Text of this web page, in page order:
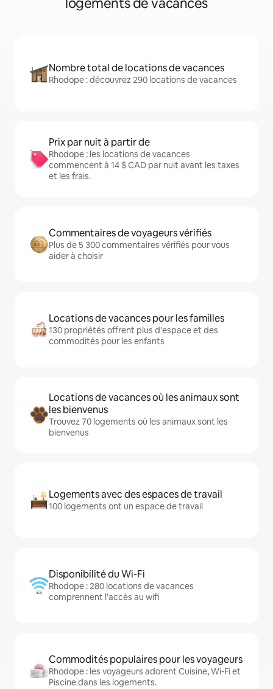
Nombre total de locations de vacances
Rhodope : découvrez 290 locations de vacances
Prix par nuit à partir de
Rhodope : les locations de vacances
commencent à 14 $ CAD par nuit avant les taxes
et les frais.
Commentaires de voyageurs vérifiés
Plus de 5 300 commentaires vérifiés pour vous
aider à choisir
Locations de vacances pour les familles
130 propriétés offrent plus d'espace et des
commodités pour les enfants
Locations de vacances où les animaux sont
les bienvenus
Trouvez 70 logements où les animaux sont les
bienvenus
Logements avec des espaces de travail
100 logements ont un espace de travail
Disponibilité du Wi-Fi
Rhodope : 280 locations de vacances
comprennent l'accès au wifi
Commodités populaires pour les voyageurs
Rhodope : les voyageurs adorent Cuisine, Wi-Fi et
Piscine dans les logements.